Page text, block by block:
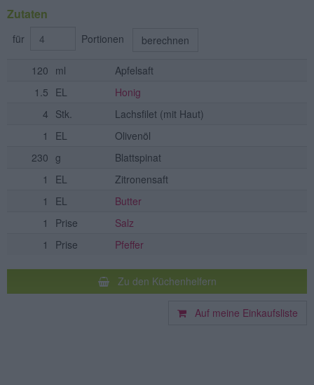
Zutaten
für Portionen berechnen
120 ml
Apfelsaft
1.5 EL
Honig
4 Stk. Lachsfilet (mit Haut)
1
EL
Olivenöl
230 g
Blattspinat
1
EL
Zitronensaft
1
EL
Butter
1
Prise
Salz
1
Prise Pfeffer
Zu den Küchenhelfern
Auf meine Einkaufsliste